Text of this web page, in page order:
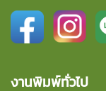
งานพิมพ์ทั่วไป